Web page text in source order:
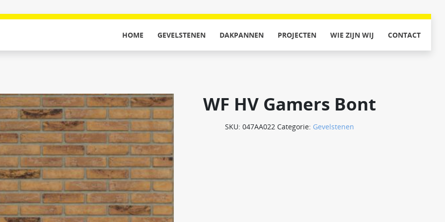
HOME GEVELSTENEN DAKPANNEN PROJECTEN WIE ZIJN WIJ CONTACT
WF HV Gamers Bont
SKU:047AA022 Categorie: Gevelstenen